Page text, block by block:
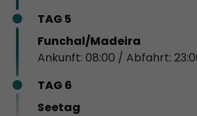
TAG 5
Funchal/Madeira
Ankunft: 08:00 / Abfahrt:
TAG 6
Seetag